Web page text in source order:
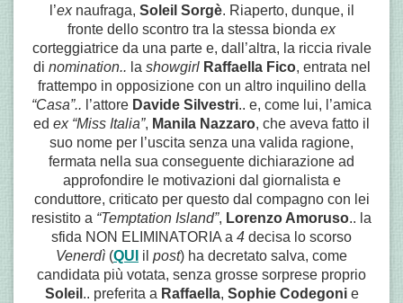
l’exnaufraga, Soleil Sorgè. Riaperto, dunque, il
fronte dello scontro tra la stessa bionda ex
corteggiatrice da una parte e, dall’altra, la riccia rivale
di nomination.. la showgirlRaffaella Fico, entrata nel
frattempo in opposizione con un altro inquilino della
“Casa”.. l’attore Davide Silvestri.. e, come lui, l’amica
ed ex “Miss Italia”, Manila Nazzaro, che aveva fatto il
suo nome per l’uscita senza una valida ragione,
fermata nella sua conseguente dichiarazione ad
approfondire le motivazioni dal giornalista e
conduttore, criticato per questo dal compagno con lei
resistito a “Temptation Island”, Lorenzo Amoruso.. la
sfida NON ELIMINATORIA a 4 decisa lo scorso
Venerdì (QUI il post) ha decretato salva, come
candidata più votata, senza grosse sorprese proprio
Soleil .. preferita a Raffaella, Sophie Codegonie